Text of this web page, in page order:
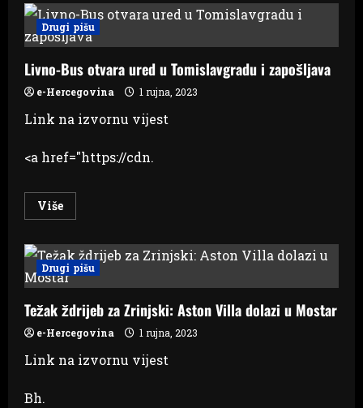
danas
dobio
37
tisuća
Drugi pišu
Livno-Bus otvara ured u Tomislavgradu i zapošljava
e-Hercegovina 1 rujna, 2023
Link na izvornu vijest
<a href="https://cdn.
VišeRead
more
Bus
otvara
ured
u
i
zapošljava
Drugi pišu
Težak ždrijeb za Zrinjski: Aston Villa dolazi u Mostar
e-Hercegovina 1 rujna, 2023
Link na izvornu vijest
Bh.